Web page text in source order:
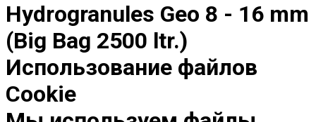
Hydrogranules Geo 8 - 16 mm
(Big Bag 2500 ltr.)
Использование файлов
Cookie